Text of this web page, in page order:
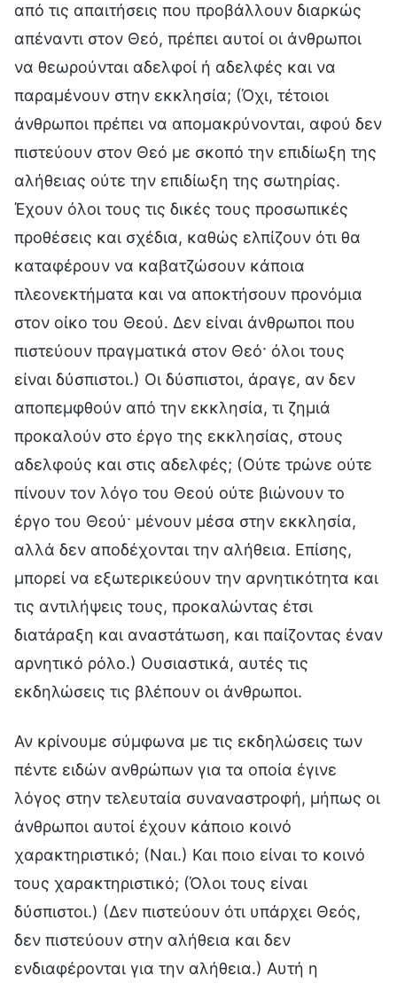
από τις απαιτήσεις που προβάλλουν διαρκώς
απέναντι στον Θεό, πρέπει αυτοί οι άνθρωποι
να θεωρούνται αδελφοί ή αδελφές και να
παραμένουν στην εκκλησία; (Όχι, τέτοιοι
άνθρωποι πρέπει να απομακρύνονται, αφού δεν
πιστεύουν στον Θεό με σκοπό την επιδίωξη της
αλήθειας ούτε την επιδίωξη της σωτηρίας.
Έχουν όλοι τους τις δικές τους προσωπικές
προθέσεις και σχέδια, καθώς ελπίζουν ότι θα
καταφέρουν να καβατζώσουν κάποια
πλεονεκτήματα και να αποκτήσουν προνόμια
στον οίκο του Θεού. Δεν είναι άνθρωποι που
πιστεύουν πραγματικά στον Θεό· όλοι τους
είναι δύσπιστοι.) Οι δύσπιστοι, άραγε, αν δεν
αποπεμφθούν από την εκκλησία, τι ζημιά
προκαλούν στο έργο της εκκλησίας, στους
αδελφούς και στις αδελφές; (Ούτε τρώνε ούτε
πίνουν τον λόγο του Θεού ούτε βιώνουν το
έργο του Θεού· μένουν μέσα στην εκκλησία,
αλλά δεν αποδέχονται την αλήθεια. Επίσης,
μπορεί να εξωτερικεύουν την αρνητικότητα και
τις αντιλήψεις τους, προκαλώντας έτσι
διατάραξη και αναστάτωση, και παίζοντας έναν
αρνητικό ρόλο.) Ουσιαστικά, αυτές τις
εκδηλώσεις τις βλέπουν οι άνθρωποι.
Αν κρίνουμε σύμφωνα με τις εκδηλώσεις των
πέντε ειδών ανθρώπων για τα οποία έγινε
λόγος στην τελευταία συναναστροφή, μήπως οι
άνθρωποι αυτοί έχουν κάποιο κοινό
χαρακτηριστικό; (Ναι.) Και ποιο είναι το κοινό
τους χαρακτηριστικό; (Όλοι τους είναι
δύσπιστοι.) (Δεν πιστεύουν ότι υπάρχει Θεός,
δεν πιστεύουν στην αλήθεια και δεν
ενδιαφέρονται για την αλήθεια.) Αυτή η